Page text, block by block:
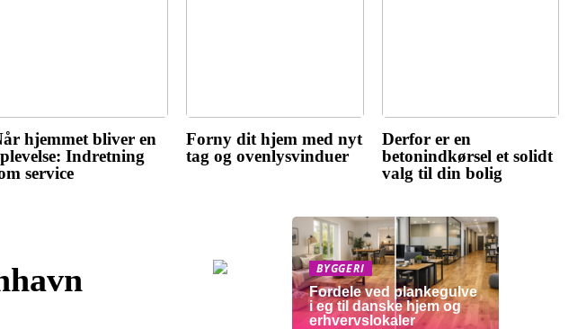
hjemmet bliver en
Indretning
service
Forny dit hjem med nyt
tag og ovenlysvinduer
Derfor er en
betonindkørsel et solidt
valg til din bolig
BYGGERI
Fordele ved plankegulve
i eg til danske hjem og
erhvervslokaler